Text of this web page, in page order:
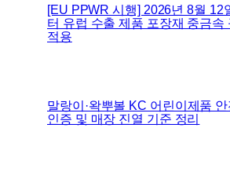
[EU PPWR 시행] 2026년 8월 12
터 유럽 수출 제품 포장재 중금속
적용
말랑이·왁뿌볼 KC 어린이제품 안
인증 및 매장 진열 기준 정리